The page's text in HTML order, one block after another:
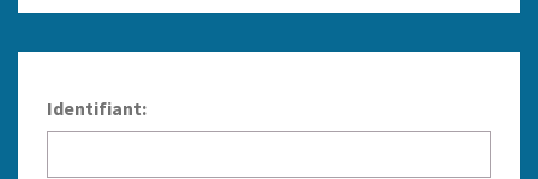
Identifiant: